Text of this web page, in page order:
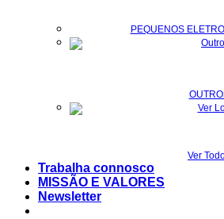
PEQUENOS
Ver
Trabalha connosco
MISSÃO E VALORES
Newsletter